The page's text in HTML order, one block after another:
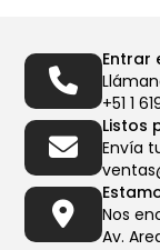
Entrar
+51 1
Listos
Envía
Nos
Av.